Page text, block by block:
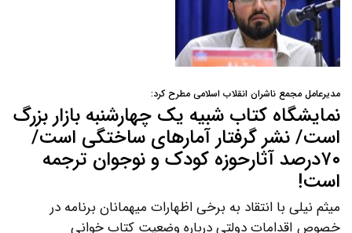
مدیرعامل مجمع ناشران انقلاب اسلامی مطرح کرد:
نمایشگاه کتاب شبیه یک چهارشنبه بازار بزرگ
است/ نشر گرفتار آمارهای ساختگی است/
۷۰درصد آثارحوزه کودک و نوجوان ترجمه
است!
میثم نیلی با انتقاد به برخی اظهارات میهمانان برنامه در
خصوص اقدامات دولتی درباره وضعیت کتاب خوانی